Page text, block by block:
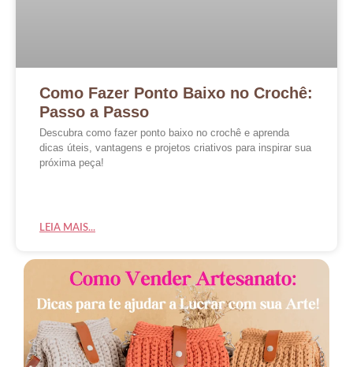
Como Fazer Ponto Baixo no Crochê:
Passo a Passo
Descubra como fazer ponto baixo no crochê e aprenda
dicas úteis, vantagens e projetos criativos para inspirar sua
próxima peça!
LEIA MAIS...